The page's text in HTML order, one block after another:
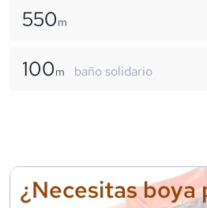
550m
100m baño solidario
¿Necesitas boya